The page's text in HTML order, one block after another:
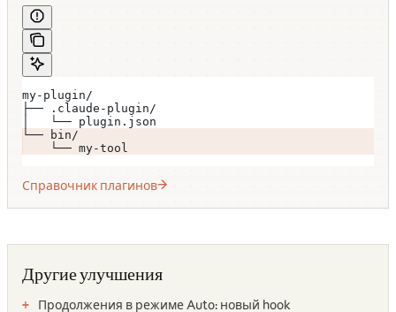
my-plugin/
├── .claude-plugin/
│   └── plugin.json
└── bin/
    └── my-tool
Справочник плагинов
Другие улучшения
Продолжения в режиме Auto: новый hook